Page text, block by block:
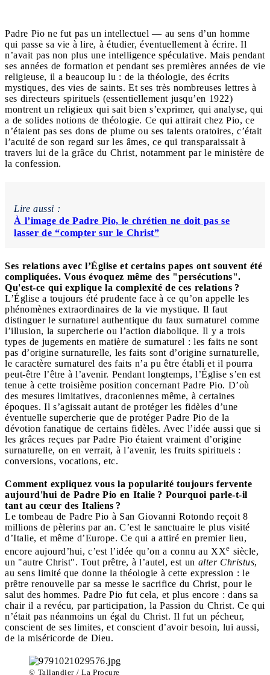
Padre Pio ne fut pas un intellectuel — au sens d’un homme
qui passe sa vie à lire, à étudier, éventuellement à écrire. Il
n’avait pas non plus une intelligence spéculative. Mais pendant
ses années de formation et pendant ses premières années de vie
religieuse, il a beaucoup lu : de la théologie, des écrits
mystiques, des vies de saints. Et ses très nombreuses lettres à
ses directeurs spirituels (essentiellement jusqu’en 1922)
montrent un religieux qui sait bien s’exprimer, qui analyse, qui
a de solides notions de théologie. Ce qui attirait chez Pio, ce
n’étaient pas ses dons de plume ou ses talents oratoires, c’était
l’acuité de son regard sur les âmes, ce qui transparaissait à
travers lui de la grâce du Christ, notamment par le ministère de
la confession.
Lire aussi :
À l’image de Padre Pio, le chrétien ne doit pas se
lasser de “compter sur le Christ”
Ses relations avec l’Église et certains papes ont souvent été
compliquées. Vous évoquez même des "persécutions".
Qu'est-ce qui explique la complexité de ces relations ?
L’Église a toujours été prudente face à ce qu’on appelle les
phénomènes extraordinaires de la vie mystique. Il faut
distinguer le surnaturel authentique du faux surnaturel comme
l’illusion, la supercherie ou l’action diabolique. Il y a trois
types de jugements en matière de surnaturel : les faits ne sont
pas d’origine surnaturelle, les faits sont d’origine surnaturelle,
le caractère surnaturel des faits n’a pu être établi et il pourra
peut-être l’être à l’avenir. Pendant longtemps, l’Église s’en est
tenue à cette troisième position concernant Padre Pio. D’où
des mesures limitatives, draconiennes même, à certaines
époques. Il s’agissait autant de protéger les fidèles d’une
éventuelle supercherie que de protéger Padre Pio de la
dévotion fanatique de certains fidèles. Avec l’idée aussi que si
les grâces reçues par Padre Pio étaient vraiment d’origine
surnaturelle, on en verrait, à l’avenir, les fruits spirituels :
conversions, vocations, etc.
Comment expliquez vous la popularité toujours fervente
aujourd'hui de Padre Pio en Italie ? Pourquoi parle-t-il
tant au cœur des Italiens ?
Le tombeau de Padre Pio à San Giovanni Rotondo reçoit 8
millions de pèlerins par an. C’est le sanctuaire le plus visité
d’Italie, et même d’Europe. Ce qui a attiré en premier lieu,
encore aujourd’hui, c’est l’idée qu’on a connu au XXe siècle,
un "autre Christ". Tout prêtre, à l’autel, est un alter Christus,
au sens limité que donne la théologie à cette expression : le
prêtre renouvelle par sa messe le sacrifice du Christ, pour le
salut des hommes. Padre Pio fut cela, et plus encore : dans sa
chair il a revécu, par participation, la Passion du Christ. Ce qui
n’était pas néanmoins un égal du Christ. Il fut un pécheur,
conscient de ses limites, et conscient d’avoir besoin, lui aussi,
de la miséricorde de Dieu.
© Tallandier / La Procure